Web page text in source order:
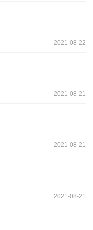
2021-08-22
2021-08-21
2021-08-21
2021-08-21